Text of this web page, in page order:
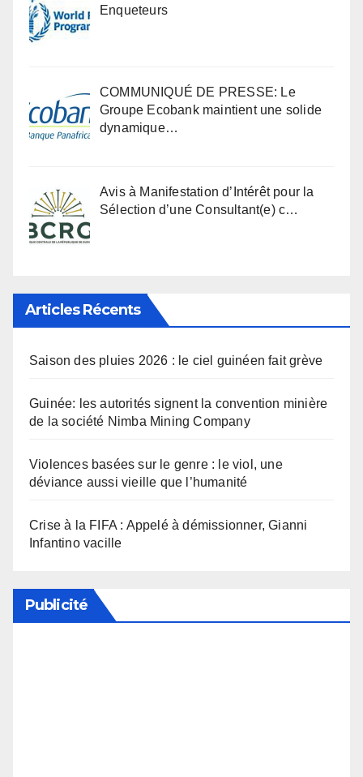
Enqueteurs
COMMUNIQUÉ DE PRESSE: Le
Groupe Ecobank maintient une solide
dynamique…
Avis à Manifestation d’Intérêt pour la
Sélection d’une Consultant(e) c…
Articles Récents
Saison des pluies 2026 : le ciel guinéen fait grève
Guinée: les autorités signent la convention minière
de la société Nimba Mining Company
Violences basées sur le genre : le viol, une
déviance aussi vieille que l’humanité
Crise à la FIFA : Appelé à démissionner, Gianni
Infantino vacille
Publicité